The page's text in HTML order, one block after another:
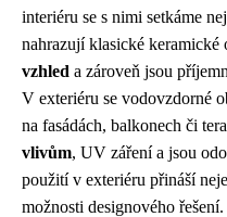
interiéru se s nimi setkáme
nahrazují klasické keramické
vzhled a zároveň jsou
V exteriéru se vodovzdorné
na fasádách, balkonech či
vlivům, UV záření a jsou
použití v exteriéru přináší
možnosti designového řešení.